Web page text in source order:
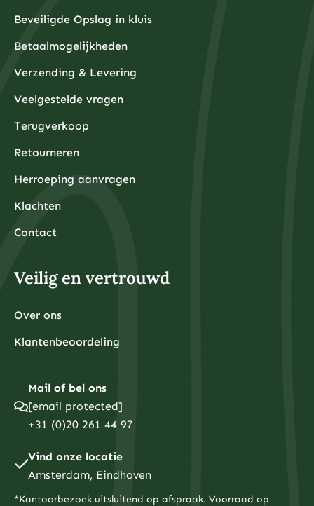
Beveiligde Opslag in kluis
Betaalmogelijkheden
Verzending & Levering
Veelgestelde vragen
Terugverkoop
Retourneren
Herroeping aanvragen
Klachten
Contact
Veilig en vertrouwd
Over ons
Klantenbeoordeling
Mail of bel ons
[email protected]
+31 (0)20 261 44 97
Vind onze locatie
Amsterdam, Eindhoven
*Kantoorbezoek uitsluitend op afspraak. Voorraad op